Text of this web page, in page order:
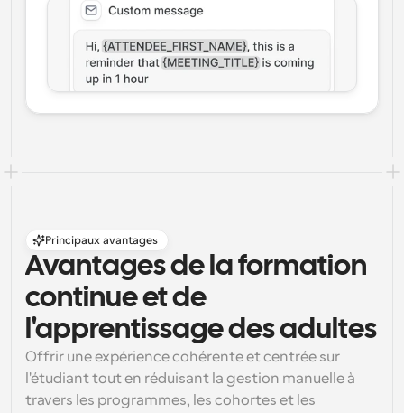
Principaux avantages
Avantages de la formation
continue et de
l'apprentissage des adultes
Offrir une expérience cohérente et centrée sur
l'étudiant tout en réduisant la gestion manuelle à
travers les programmes, les cohortes et les